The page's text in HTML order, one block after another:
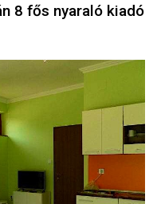
8 fős nyaraló kiadó